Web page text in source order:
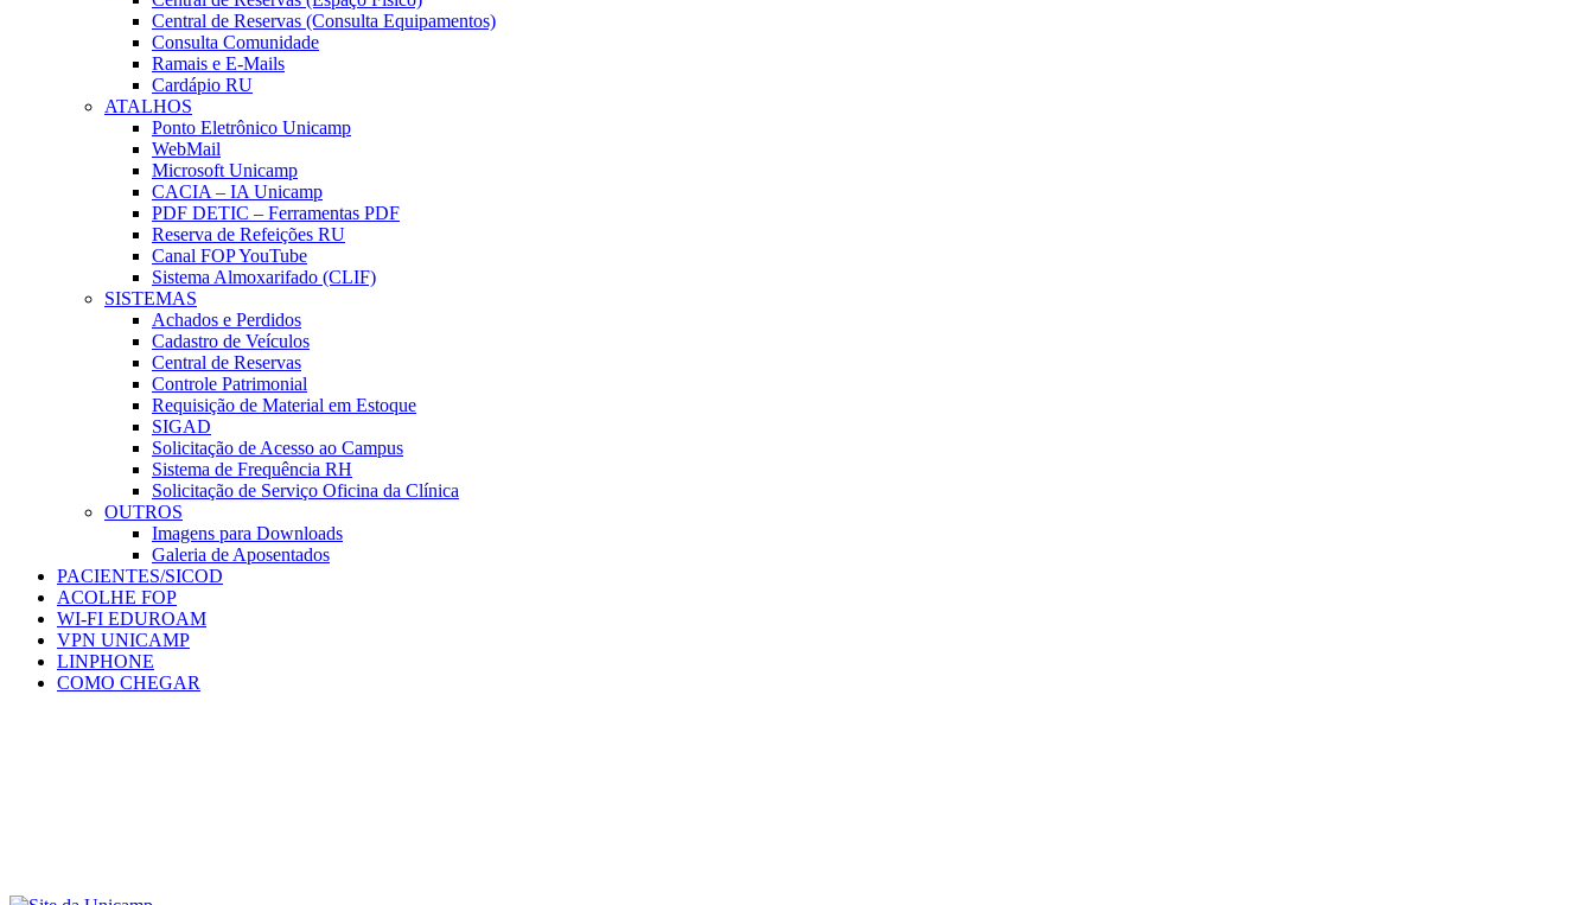
Central de Reservas (Consulta Equipamentos)
Consulta Comunidade
Ramais e E-Mails
Cardápio RU
ATALHOS
Ponto Eletrônico Unicamp
WebMail
Microsoft Unicamp
CACIA – IA Unicamp
PDF DETIC – Ferramentas PDF
Reserva de Refeições RU
Canal FOP YouTube
Sistema Almoxarifado (CLIF)
SISTEMAS
Achados e Perdidos
Cadastro de Veículos
Central de Reservas
Controle Patrimonial
Requisição de Material em Estoque
SIGAD
Solicitação de Acesso ao Campus
Sistema de Frequência RH
Solicitação de Serviço Oficina da Clínica
OUTROS
Imagens para Downloads
Galeria de Aposentados
PACIENTES/SICOD
ACOLHE FOP
WI-FI EDUROAM
VPN UNICAMP
LINPHONE
COMO CHEGAR